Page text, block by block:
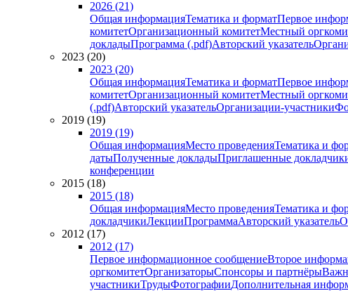
2026 (21)
Общая информацияТематика и форматПервое
комитетОрганизационный комитетМестный
докладыПрограмма (.pdf)Авторский указатель
2023 (20)
2023 (20)
Общая информацияТематика и форматПервое
комитетОрганизационный комитетМестный
(.pdf)Авторский указательОрганизации-участники
2019 (19)
2019 (19)
Общая информацияМесто проведенияТематика и
датыПолученные докладыПриглашенные
конференции
2015 (18)
2015 (18)
Общая информацияМесто проведенияТематика и
докладчикиЛекцииПрограммаАвторский указатель
2012 (17)
2012 (17)
Первое информационное сообщениеВторое
оргкомитетОрганизаторыСпонсоры и партнёры
участникиТрудыФотографииДополнительная